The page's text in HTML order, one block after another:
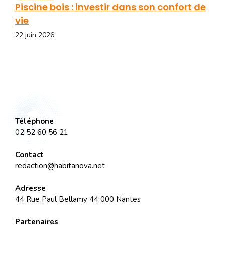
Piscine bois : investir dans son confort de
vie
22 juin 2026
Téléphone
02 52 60 56 21
Contact
redaction@habitanova.net
Adresse
44 Rue Paul Bellamy 44 000 Nantes
Partenaires